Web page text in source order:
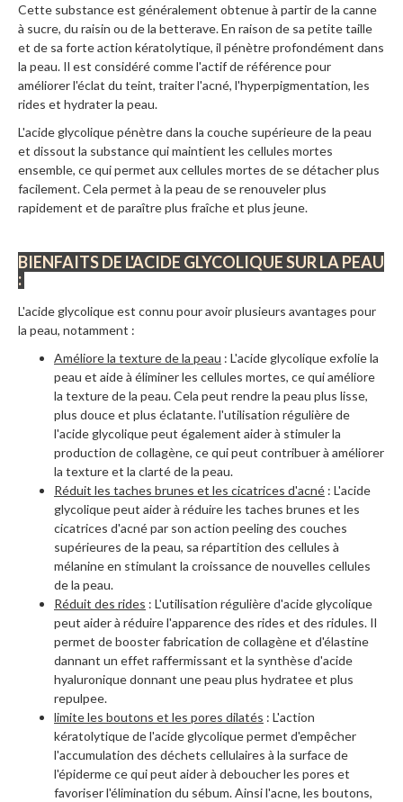
Cette substance est généralement obtenue à partir de la canne
à sucre, du raisin ou de la betterave. En raison de sa petite taille
et de sa forte action kératolytique, il pénètre profondément dans
la peau. Il est considéré comme l'actif de référence pour
améliorer l'éclat du teint, traiter l'acné, l'hyperpigmentation, les
rides et hydrater la peau.
L'acide glycolique pénètre dans la couche supérieure de la peau
et dissout la substance qui maintient les cellules mortes
ensemble, ce qui permet aux cellules mortes de se détacher plus
facilement. Cela permet à la peau de se renouveler plus
rapidement et de paraître plus fraîche et plus jeune.
BIENFAITS DE L'ACIDE GLYCOLIQUE SUR LA PEAU
:
L'acide glycolique est connu pour avoir plusieurs avantages pour
la peau, notamment :
Améliore la texture de la peau : L'acide glycolique exfolie la
peau et aide à éliminer les cellules mortes, ce qui améliore
la texture de la peau. Cela peut rendre la peau plus lisse,
plus douce et plus éclatante. l'utilisation régulière de
l'acide glycolique peut également aider à stimuler la
production de collagène, ce qui peut contribuer à améliorer
la texture et la clarté de la peau.
Réduit les taches brunes et les cicatrices d'acné : L'acide
glycolique peut aider à réduire les taches brunes et les
cicatrices d'acné par son action peeling des couches
supérieures de la peau, sa répartition des cellules à
mélanine en stimulant la croissance de nouvelles cellules
de la peau.
Réduit des rides : L'utilisation régulière d'acide glycolique
peut aider à réduire l'apparence des rides et des ridules. Il
permet de booster fabrication de collagène et d'élastine
dannant un effet raffermissant et la synthèse d'acide
hyaluronique donnant une peau plus hydratee et plus
repulpee.
limite les boutons et les pores dilatés : L'action
kératolytique de l'acide glycolique permet d'empêcher
l'accumulation des déchets cellulaires à la surface de
l'épiderme ce qui peut aider à deboucher les pores et
favoriser l'élimination du sébum. Ainsi l'acne, les boutons,